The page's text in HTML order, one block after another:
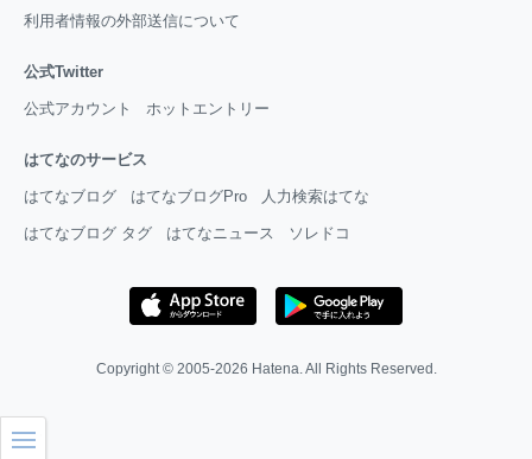
利用者情報の外部送信について
公式Twitter
公式アカウント ホットエントリー
はてなのサービス
はてなブログ はてなブログPro 人力検索はてな
はてなブログ タグ はてなニュース ソレドコ
Copyright © 2005-2026 Hatena. All Rights Reserved.